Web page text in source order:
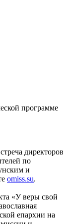
программе
директоров
по
и
omiss.su.
«У веры свой
епархии на